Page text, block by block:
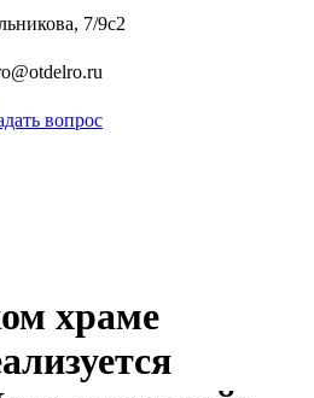
7/9с2
вопрос
храме